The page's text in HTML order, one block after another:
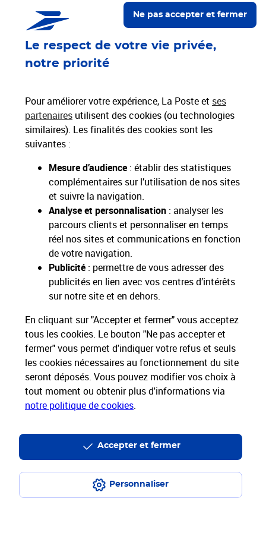
Le respect de votre vie privée,
notre priorité
Pour améliorer votre expérience, La Poste et ses
partenaires utilisent des cookies (ou technologies
similaires). Les finalités des cookies sont les
suivantes :
Mesure d’audience : établir des statistiques
complémentaires sur l’utilisation de nos sites
et suivre la navigation.
Analyse et personnalisation : analyser les
parcours clients et personnaliser en temps
réel nos sites et communications en fonction
de votre navigation.
Publicité : permettre de vous adresser des
publicités en lien avec vos centres d’intérêts
sur notre site et en dehors.
En cliquant sur "Accepter et fermer" vous acceptez
tous les cookies. Le bouton "Ne pas accepter et
fermer" vous permet d'indiquer votre refus et seuls
les cookies nécessaires au fonctionnement du site
seront déposés. Vous pouvez modifier vos choix à
tout moment ou obtenir plus d'informations via
notre politique de cookies.
Personnaliser
Ne pas accepter et fermer
Accepter et fermer
Localiser un bureau de poste
Paiements 100% sécurisés
Hors livres et hors produits marketplace
Nos engagements
sociétaux et environnementaux
Applications La Poste
Restons connectés
Nos Services
Nos Produits
La Poste vous accompagne
La Poste recrute